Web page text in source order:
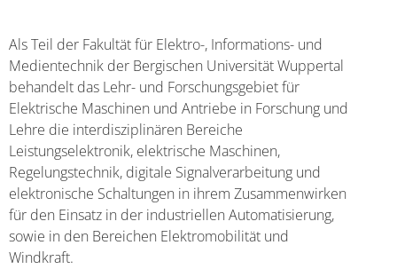
Als Teil der Fakultät für Elektro-, Informations- und
Medientechnik der Bergischen Universität Wuppertal
behandelt das Lehr- und Forschungsgebiet für
Elektrische Maschinen und Antriebe in Forschung und
Lehre die interdisziplinären Bereiche
Leistungselektronik, elektrische Maschinen,
Regelungstechnik, digitale Signalverarbeitung und
elektronische Schaltungen in ihrem Zusammenwirken
für den Einsatz in der industriellen Automatisierung,
sowie in den Bereichen Elektromobilität und
Windkraft.